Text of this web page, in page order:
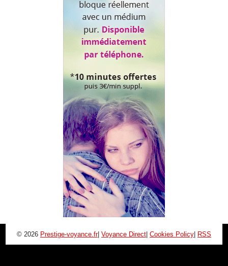
© 2026 Prestige-voyance.fr| Voyance Direct Cookies Policy RSS